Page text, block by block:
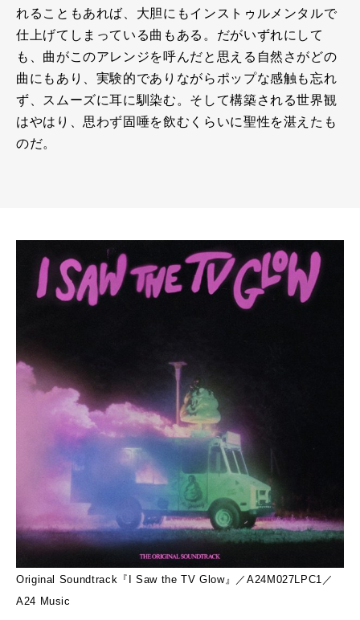
れることもあれば、大胆にもインストゥルメンタルで
仕上げてしまっている曲もある。だがいずれにして
も、曲がこのアレンジを呼んだと思える自然さがどの
曲にもあり、実験的でありながらポップな感触も忘れ
ず、スムーズに耳に馴染む。そして構築される世界観
はやはり、思わず固唾を飲むくらいに聖性を湛えたも
のだ。
Original Soundtrack『I Saw the TV Glow』／A24M027LPC1／
A24 Music